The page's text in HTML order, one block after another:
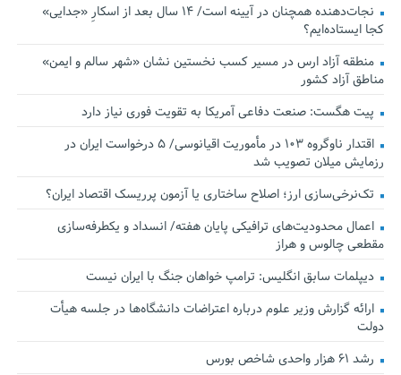
نجات‌دهنده‌ همچنان در آیینه است/ ۱۴ سال بعد از اسکارِ «جدایی»
کجا ایستاده‌ایم؟
منطقه آزاد ارس در مسیر کسب نخستین نشان «شهر سالم و ایمن»
مناطق آزاد کشور
پیت هگست: صنعت دفاعی آمریکا به تقویت فوری نیاز دارد
اقتدار ناوگروه ۱۰۳ در مأموریت‌ اقیانوسی/ ۵ درخواست ایران در
رزمایش میلان تصویب شد
تک‌نرخی‌سازی ارز؛ اصلاح ساختاری یا آزمون پرریسک اقتصاد ایران؟
اعمال محدودیت‌های ترافیکی پایان هفته/ انسداد و یکطرفه‌سازی
مقطعی چالوس و هراز
دیپلمات سابق انگلیس:‌ ترامپ خواهان جنگ با ایران نیست
ارائه گزارش وزیر علوم درباره اعتراضات دانشگاه‌ها در جلسه هیأت
دولت
رشد ۶۱ هزار واحدی شاخص بورس